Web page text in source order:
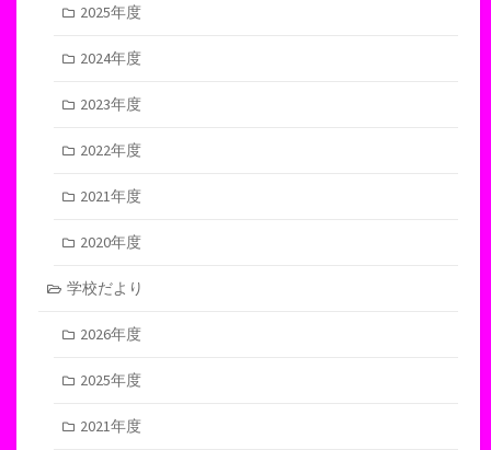
2025年度
2024年度
2023年度
2022年度
2021年度
2020年度
学校だより
2026年度
2025年度
2021年度